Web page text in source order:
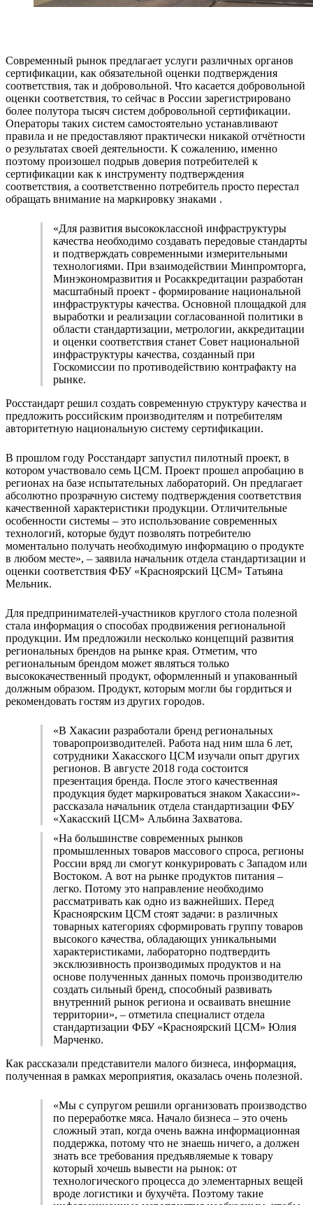
Современный рынок предлагает услуги различных органов
сертификации, как обязательной оценки подтверждения
соответствия, так и добровольной. Что касается добровольной
оценки соответствия, то сейчас в России зарегистрировано
более полутора тысяч систем добровольной сертификации.
Операторы таких систем самостоятельно устанавливают
правила и не предоставляют практически никакой отчётности
о результатах своей деятельности. К сожалению, именно
поэтому произошел подрыв доверия потребителей к
сертификации как к инструменту подтверждения
соответствия, а соответственно потребитель просто перестал
обращать внимание на маркировку знаками .
«Для развития высококлассной инфраструктуры
качества необходимо создавать передовые стандарты
и подтверждать современными измерительными
технологиями. При взаимодействии Минпромторга,
Минэкономразвития и Росаккредитации разработан
масштабный проект - формирование национальной
инфраструктуры качества. Основной площадкой для
выработки и реализации согласованной политики в
области стандартизации, метрологии, аккредитации
и оценки соответствия станет Совет национальной
инфраструктуры качества, созданный при
Госкомиссии по противодействию контрафакту на
рынке.
Росстандарт решил создать современную структуру качества и
предложить российским производителям и потребителям
авторитетную национальную систему сертификации.
В прошлом году Росстандарт запустил пилотный проект, в
котором участвовало семь ЦСМ. Проект прошел апробацию в
регионах на базе испытательных лабораторий. Он предлагает
абсолютно прозрачную систему подтверждения соответствия
качественной характеристики продукции. Отличительные
особенности системы – это использование современных
технологий, которые будут позволять потребителю
моментально получать необходимую информацию о продукте
в любом месте», – заявила начальник отдела стандартизации и
оценки соответствия ФБУ «Красноярский ЦСМ» Татьяна
Мельник.
Для предпринимателей-участников круглого стола полезной
стала информация о способах продвижения региональной
продукции. Им предложили несколько концепций развития
региональных брендов на рынке края. Отметим, что
региональным брендом может являться только
высококачественный продукт, оформленный и упакованный
должным образом. Продукт, которым могли бы гордиться и
рекомендовать гостям из других городов.
«В Хакасии разработали бренд региональных
товаропроизводителей. Работа над ним шла 6 лет,
сотрудники Хакасского ЦСМ изучали опыт других
регионов. В августе 2018 года состоится
презентация бренда. После этого качественная
продукция будет маркироваться знаком Хакассии»-
рассказала начальник отдела стандартизации ФБУ
«Хакасский ЦСМ» Альбина Захватова.
«На большинстве современных рынков
промышленных товаров массового спроса, регионы
России вряд ли смогут конкурировать с Западом или
Востоком. А вот на рынке продуктов питания –
легко. Потому это направление необходимо
рассматривать как одно из важнейших. Перед
Красноярским ЦСМ стоят задачи: в различных
товарных категориях сформировать группу товаров
высокого качества, обладающих уникальными
характеристиками, лабораторно подтвердить
эксклюзивность производимых продуктов и на
основе полученных данных помочь производителю
создать сильный бренд, способный развивать
внутренний рынок региона и осваивать внешние
территории», – отметила специалист отдела
стандартизации ФБУ «Красноярский ЦСМ» Юлия
Марченко.
Как рассказали представители малого бизнеса, информация,
полученная в рамках мероприятия, оказалась очень полезной.
«Мы с супругом решили организовать производство
по переработке мяса. Начало бизнеса – это очень
сложный этап, когда очень важна информационная
поддержка, потому что не знаешь ничего, а должен
знать все требования предъявляемые к товару
который хочешь вывести на рынок: от
технологического процесса до элементарных вещей
вроде логистики и бухучёта. Поэтому такие